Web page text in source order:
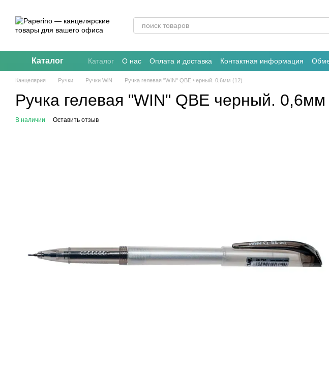
Каталог Каталог О нас Оплата и доставка Контактная информация
Канцелярия Ручки Ручки WiN Ручка гелевая "WIN" QBE черный. 0,6мм (12)
Ручка гелевая "WIN" QBE черный. 0,6мм
В наличии Оставить отзыв